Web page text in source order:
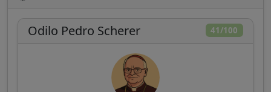
41/100
Odilo Pedro Scherer